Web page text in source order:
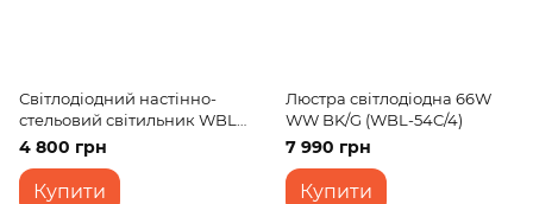
Світлодіодний настінно-
стельовий світильник WBL-
40C/150W
4 800 грн
Купити
Люстра світлодіодна 66W
WW BK/G (WBL-54C/4)
7 990 грн
Купити